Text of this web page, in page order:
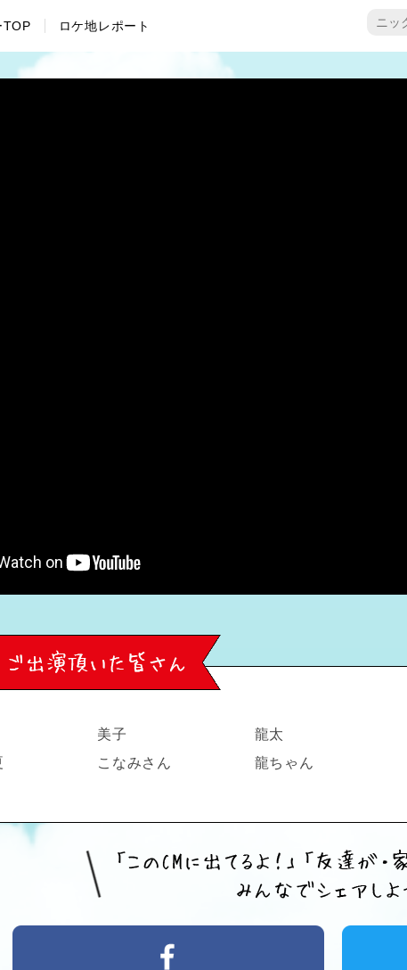
TOP ロケ地レポート
美子 龍太
こなみさん 龍ちゃん